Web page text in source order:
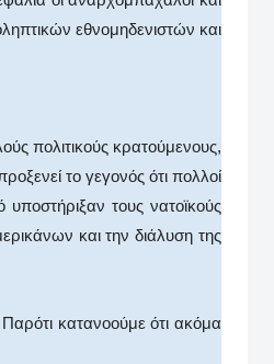
εθνομηδενιστών και
πολιτικούς κρατούμενους,
το γεγονός ότι πολλοί
τους νατοϊκούς
και την διάλυση της
κατανοούμε ότι ακόμα